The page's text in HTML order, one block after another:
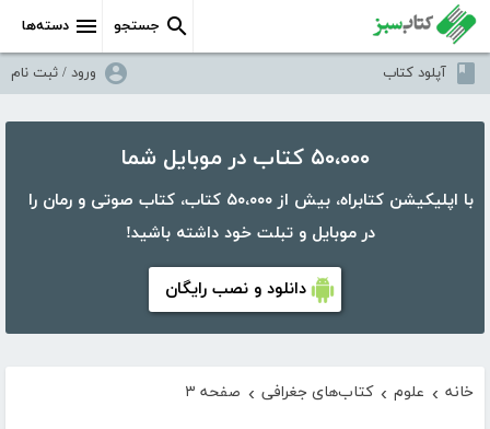
دسته‌ها جستجو
آپلود کتاب ورود / ثبت نام
۵۰،۰۰۰ کتاب در موبایل شما
با اپلیکیشن کتابراه، بیش از ۵۰،۰۰۰ کتاب، کتاب صوتی و رمان را
در موبایل و تبلت خود داشته باشید!
دانلود و نصب رایگان
خانه › علوم › کتاب‌های جغرافی › صفحه ۳